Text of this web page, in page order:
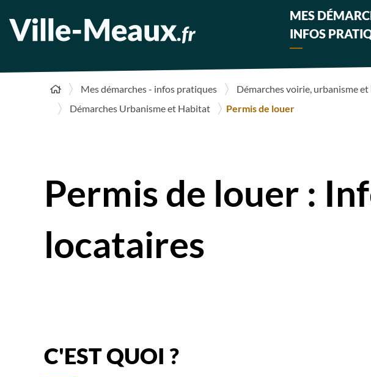
MES
INFOS
Mes démarches - infos pratiques
Démarches voirie, urbanisme
Démarches Urbanisme et Habitat
Permis de louer
Permis de louer :
locataires
C'EST QUOI ?